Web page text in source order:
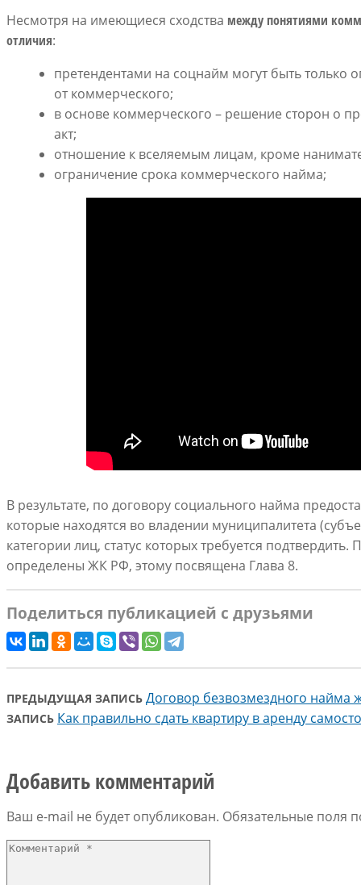
Несмотря на имеющиеся сходства между понятиями
отличия:
претендентами на соцнайм могут быть только
от коммерческого;
в основе коммерческого – решение сторон о
акт;
отношение к вселяемым лицам, кроме
ограничение срока коммерческого найма;
В результате, по договору социального найма
которые находятся во владении муниципалитета
категории лиц, статус которых требуется
определены ЖК РФ, этому посвящена Глава 8.
Поделиться публикацией с друзьями
ПРЕДЫДУЩАЯ ЗАПИСЬ Договор безвозмездного найма
ЗАПИСЬ Как правильно сдать квартиру в аренду
Добавить комментарий
Ваш e-mail не будет опубликован. Обязательные поля